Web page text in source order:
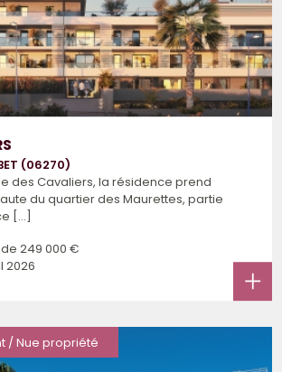
(06270)
des Cavaliers, la résidence prend
du quartier des Maurettes, partie
[...]
249 000 €
2026
/ Nue propriété